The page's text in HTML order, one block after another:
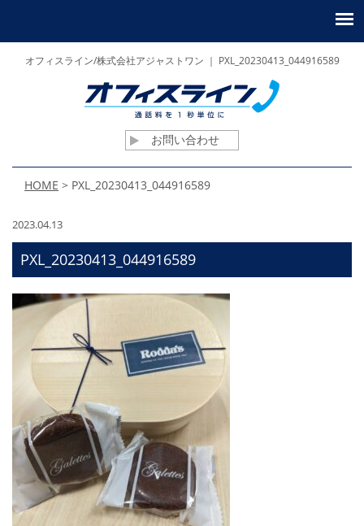
オフィスライン/株式会社アジャストワン ｜ PXL_20230413_044916589
お問い合わせ
HOME > PXL_20230413_044916589
2023.04.13
PXL_20230413_044916589